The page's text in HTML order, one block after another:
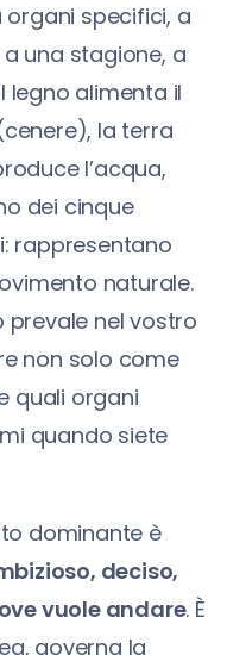
specifici, a
una stagione, a
legno alimenta il
la terra
l’acqua,
dei cinque
rappresentano
naturale.
prevale nel vostro
non solo come
quali organi
quando siete
dominante è
deciso,
vuole andare. È
governa la